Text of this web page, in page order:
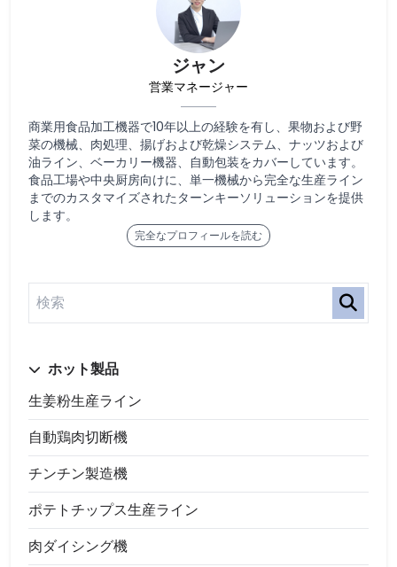
ジャン
営業マネージャー
商業用食品加工機器で10年以上の経験を有し、果物および野
菜の機械、肉処理、揚げおよび乾燥システム、ナッツおよび
油ライン、ベーカリー機器、自動包装をカバーしています。
食品工場や中央厨房向けに、単一機械から完全な生産ライン
までのカスタマイズされたターンキーソリューションを提供
します。
完全なプロフィールを読む
ホット製品
生姜粉生産ライン
自動鶏肉切断機
チンチン製造機
ポテトチップス生産ライン
肉ダイシング機